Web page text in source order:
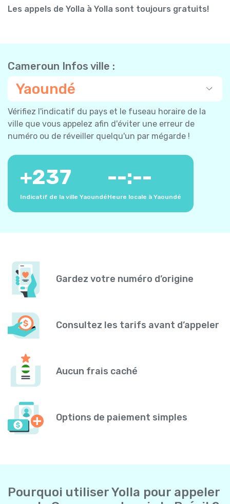
Les appels de Yolla à Yolla sont toujours gratuits!
Cameroun Infos ville :
Yaoundé
Vérifiez l'indicatif du pays et le fuseau horaire de la
ville que vous appelez afin d'éviter une erreur de
numéro ou de réveiller quelqu'un par mégarde !
+237
Indicatif de la ville Yaoundé
--:--
Heure locale à Yaoundé
Gardez votre numéro d’origine
Consultez les tarifs avant d’appeler
Aucun frais caché
Options de paiement simples
Pourquoi utiliser Yolla pour appeler